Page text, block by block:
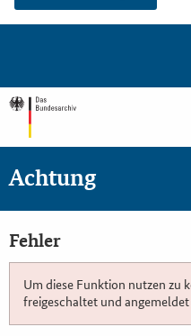
Achtung
Fehler
Um diese Funktion nutzen zu
freigeschaltet und angemeldet